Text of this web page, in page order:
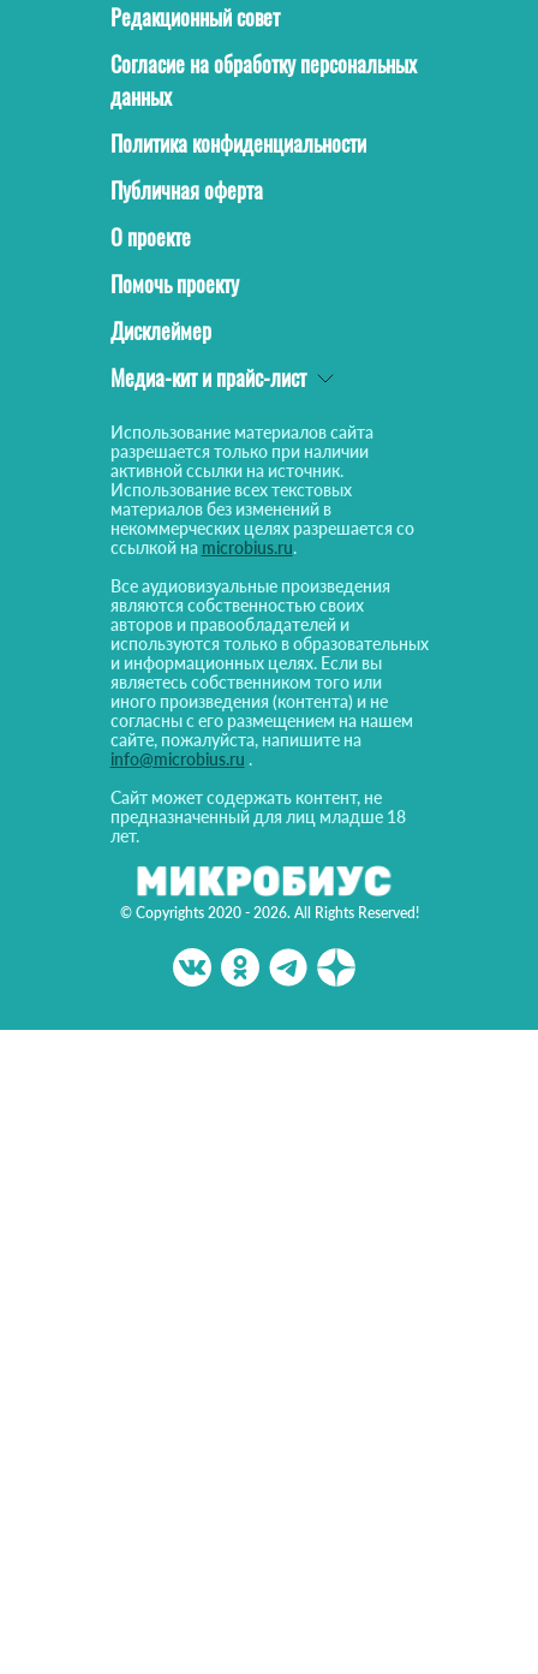
© Copyrights 2020 - 2026. All Rights Reserved!
Редакционный совет
Согласие на обработку персональных
данных
Политика конфиденциальности
Публичная оферта
О проекте
Помочь проекту
Дисклеймер
Медиа-кит и прайс-лист
Использование материалов сайта
разрешается только при наличии
активной ссылки на источник.
Использование всех текстовых
материалов без изменений в
некоммерческих целях разрешается со
ссылкой на microbius.ru.
Все аудиовизуальные произведения
являются собственностью своих
авторов и правообладателей и
используются только в образовательных
и информационных целях. Если вы
являетесь собственником того или
иного произведения (контента) и не
согласны с его размещением на нашем
сайте, пожалуйста, напишите на
info@microbius.ru .
Сайт может содержать контент, не
предназначенный для лиц младше 18
лет.